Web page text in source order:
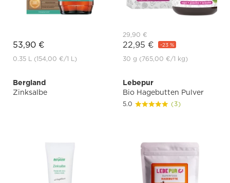
53,90 €
0.35 L (154,00 €/1 L)
29,90 €
22,95 € -23 %
30 g (765,00 €/1 kg)
Bergland
Zinksalbe
Lebepur
Bio Hagebutten Pulver
5.0 (3)